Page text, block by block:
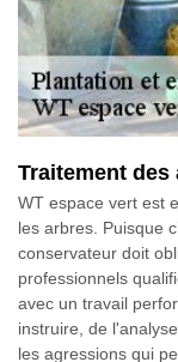
Traitement
WT espace vert est
les arbres. Puisque
conservateur doit
professionnels
avec un travail
instruire, de
les agressions qui